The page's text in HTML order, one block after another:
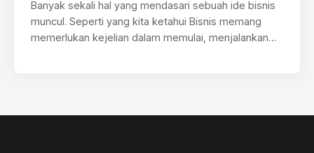
Banyak sekali hal yang mendasari sebuah ide bisnis
muncul. Seperti yang kita ketahui Bisnis memang
memerlukan kejelian dalam memulai, menjalankan…